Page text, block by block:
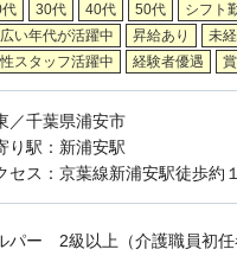
30代 40代 50代 シフト
い年代が活躍中
昇給あり 未
スタッフ活躍中
経験者優遇
／千葉県浦安市
り駅：新浦安駅
セス：京葉線新浦安駅徒歩約
パー 2級以上（介護職員初任